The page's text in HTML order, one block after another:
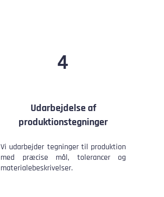
4
Udarbejdelse af
produktionstegninger
Vi udarbejder tegninger til produktion
med præcise mål, tolerancer og
materialebeskrivelser.